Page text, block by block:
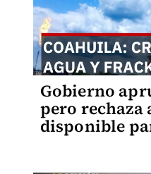
Gobierno
pero rechaza
disponible